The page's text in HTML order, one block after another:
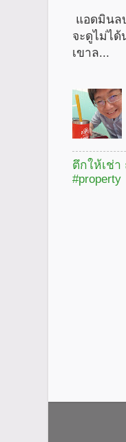
แอดมินล
จะดูไม่ไ
เขาล...
ตึกให้เช่า
#property